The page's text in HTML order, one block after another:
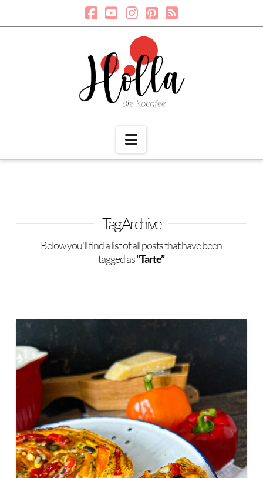
Navigation
Tag Archive
Below you'll find a list of all posts that have been
tagged as“Tarte”